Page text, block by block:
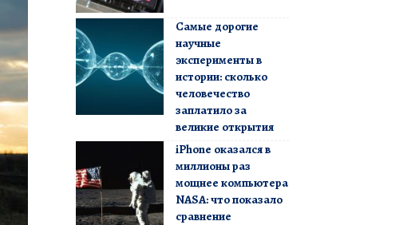
Самые дорогие
научные
эксперименты в
истории: сколько
человечество
заплатило за
великие открытия
iPhone оказался в
миллионы раз
мощнее компьютера
NASA: что показало
сравнение